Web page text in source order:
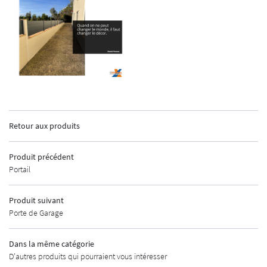
EXTÉRIEURS
MENUISERIE
- ALARME
INDUSTRIELLES
MÉTALLERIE
Retour aux produits
Produit précédent
Portail
Produit suivant
Porte de Garage
Dans la même catégorie
D'autres produits qui pourraient vous intéresser